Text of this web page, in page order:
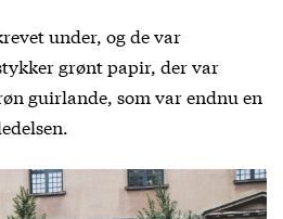
under, og de var
grønt papir, der var
guirlande, som var endnu en